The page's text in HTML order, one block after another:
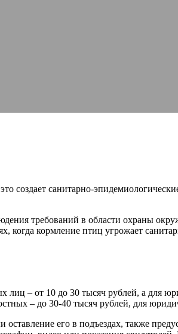
санитарно-
требований в области охраны
когда кормление птиц угрожает
лиц – от 10 до 30 тысяч рублей, а для
– до 30-40 тысяч рублей, для
его в подъездах, также